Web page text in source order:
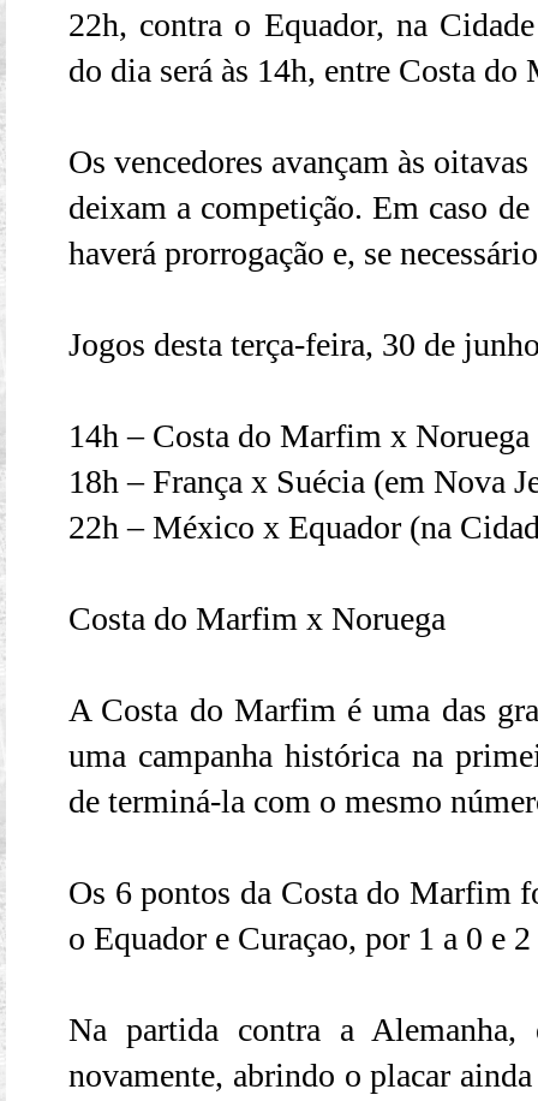
22h, contra o Equador, na
do dia será às 14h, entre Costa
Os vencedores avançam às
deixam a competição. Em caso
haverá prorrogação e, se
Jogos desta terça-feira, 30 de
14h – Costa do Marfim x
18h – França x Suécia (em Nova
22h – México x Equador (na
Costa do Marfim x Noruega
A Costa do Marfim é uma das
uma campanha histórica na
de terminá-la com o mesmo
Os 6 pontos da Costa do Marfim
o Equador e Curaçao, por 1 a 0 e
Na partida contra a Alemanha,
novamente, abrindo o placar